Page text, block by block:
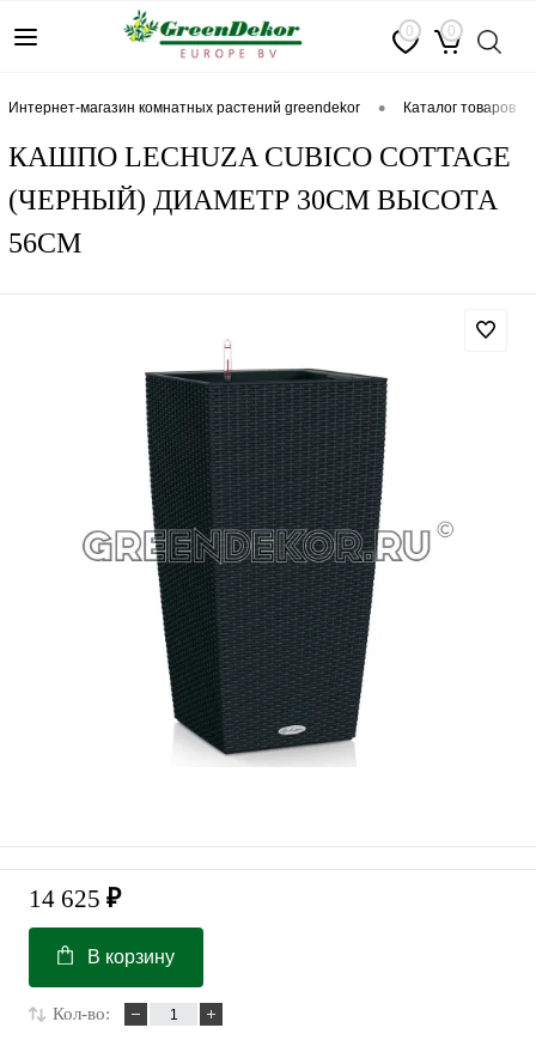
0 0
интернет-магазин комнатных растений greendekor • каталог товаров
КАШПО LECHUZA CUBICO COTTAGE
(ЧЕРНЫЙ) ДИАМЕТР 30СМ ВЫСОТА
56СМ
14 625 ₽
В корзину
Кол-во: